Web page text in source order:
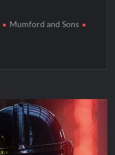
Mumford and Sons